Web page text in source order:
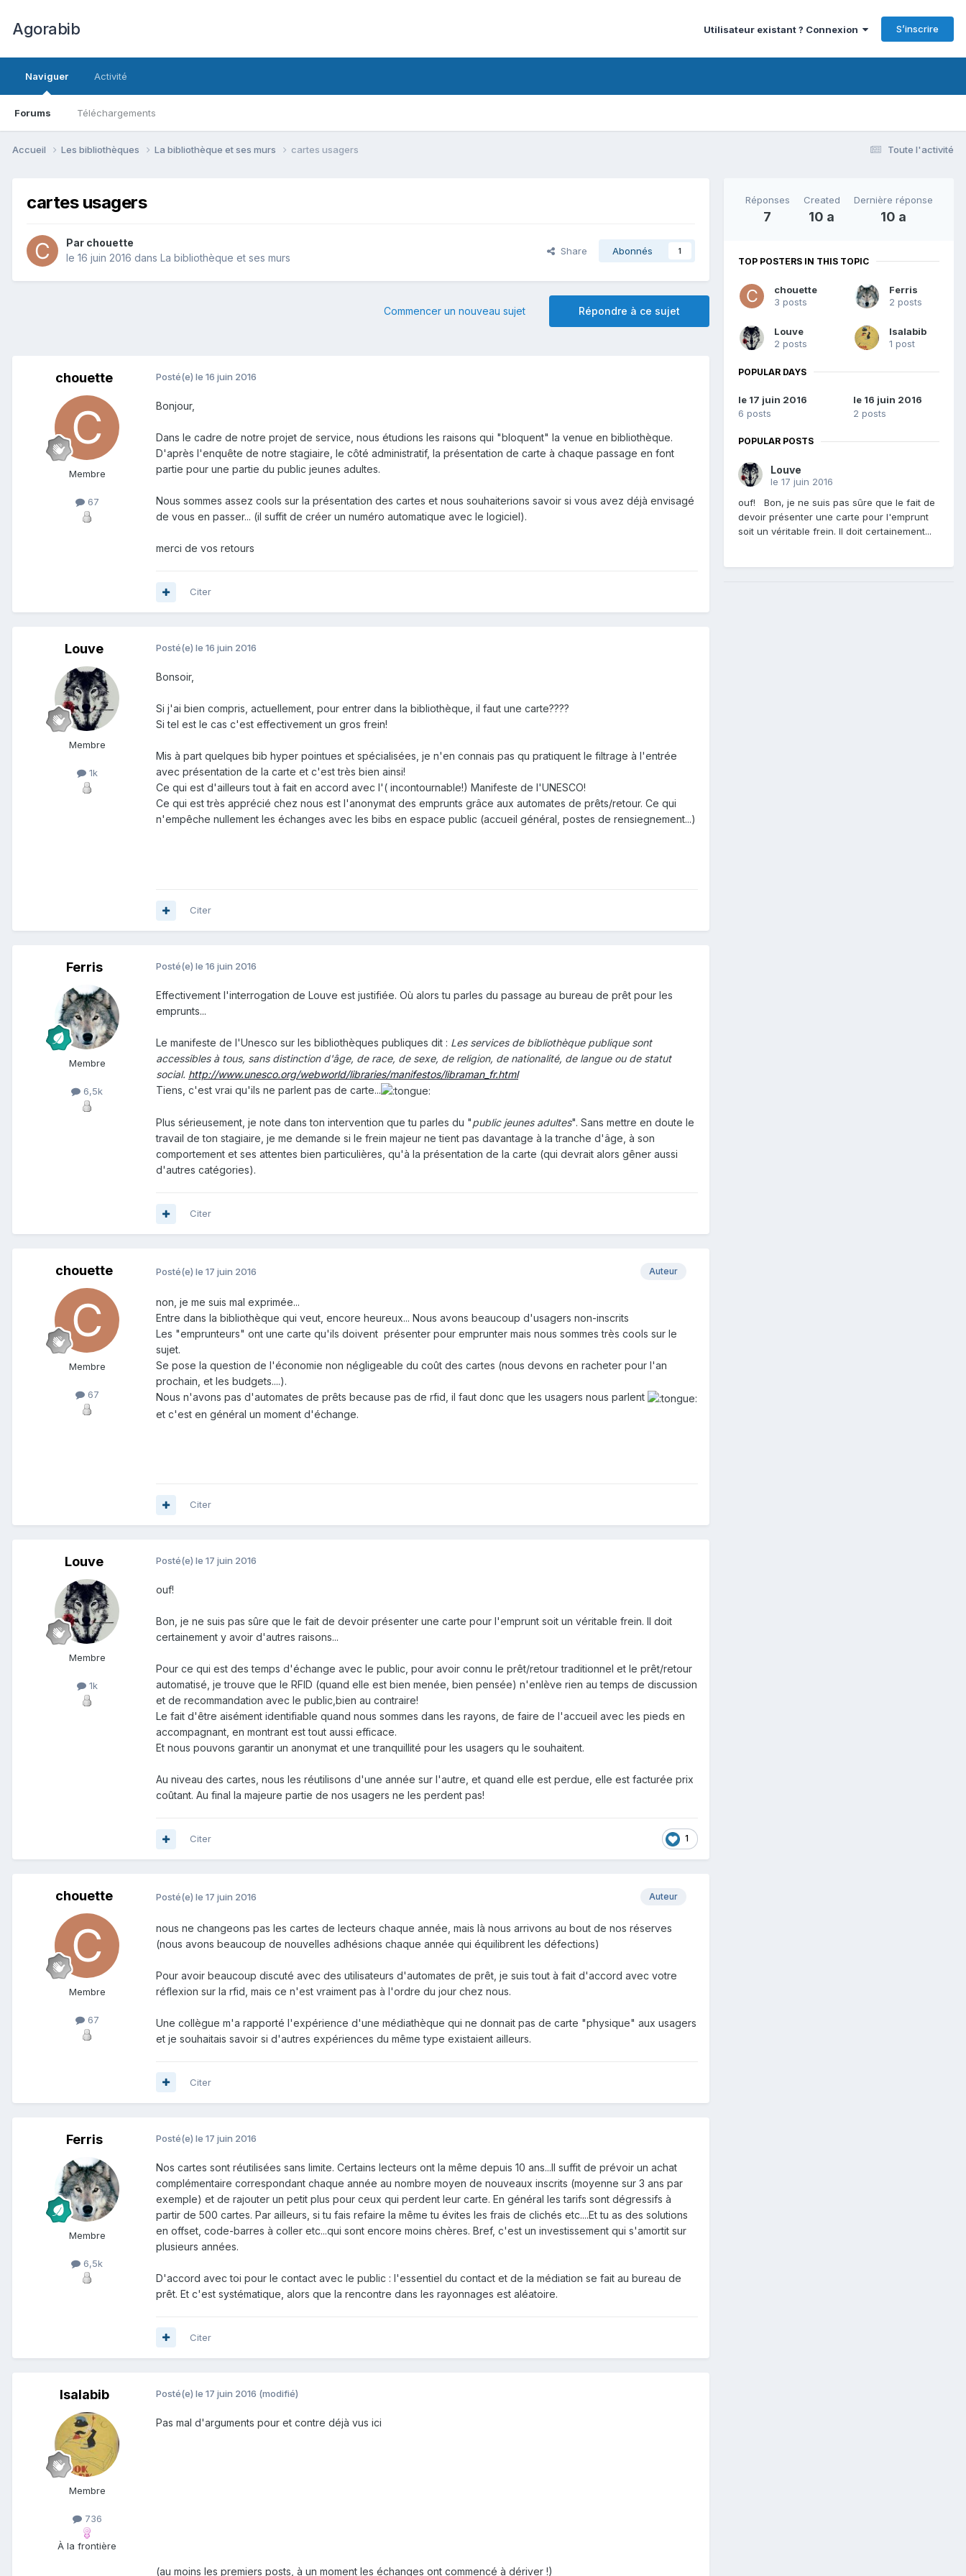
Agorabib Utilisateur existant ? Connexion S’inscrire
Naviguer
Forums Téléchargements
Activité
Toute l'activité
Accueil Les bibliothèques La bibliothèque et ses murs cartes usagers
cartes usagers
Par chouette
le 16 juin 2016 dans La bibliothèque et ses murs
Share Abonnés 1
Répondre à ce sujet
Commencer un nouveau sujet
chouette
Membre
67
Posté(e) le 16 juin 2016
Bonjour,
Dans le cadre de notre projet de service, nous étudions les raisons qui "bloquent" la venue en bibliothèque.
D'après l'enquête de notre stagiaire, le côté administratif, la présentation de carte à chaque passage en font
partie pour une partie du public jeunes adultes.
Nous sommes assez cools sur la présentation des cartes et nous souhaiterions savoir si vous avez déjà envisagé
de vous en passer... (il suffit de créer un numéro automatique avec le logiciel).
merci de vos retours
Citer
Louve
Membre
1k
Posté(e) le 16 juin 2016
Bonsoir,
Si j'ai bien compris, actuellement, pour entrer dans la bibliothèque, il faut une carte????
Si tel est le cas c'est effectivement un gros frein!
Mis à part quelques bib hyper pointues et spécialisées, je n'en connais pas qu pratiquent le filtrage à l'entrée
avec présentation de la carte et c'est très bien ainsi!
Ce qui est d'ailleurs tout à fait en accord avec l'( incontournable!) Manifeste de l'UNESCO!
Ce qui est très apprécié chez nous est l'anonymat des emprunts grâce aux automates de prêts/retour. Ce qui
n'empêche nullement les échanges avec les bibs en espace public (accueil général, postes de rensiegnement...)
Citer
Ferris
Membre
6,5k
Posté(e) le 16 juin 2016
Effectivement l'interrogation de Louve est justifiée. Où alors tu parles du passage au bureau de prêt pour les
emprunts...
Le manifeste de l'Unesco sur les bibliothèques publiques dit : Les services de bibliothèque publique sont
accessibles à tous, sans distinction d'âge, de race, de sexe, de religion, de nationalité, de langue ou de statut
social. http://www.unesco.org/webworld/libraries/manifestos/libraman_fr.html
Tiens, c'est vrai qu'ils ne parlent pas de carte...
Plus sérieusement, je note dans ton intervention que tu parles du "public jeunes adultes". Sans mettre en doute le
travail de ton stagiaire, je me demande si le frein majeur ne tient pas davantage à la tranche d'âge, à son
comportement et ses attentes bien particulières, qu'à la présentation de la carte (qui devrait alors gêner aussi
d'autres catégories).
Citer
chouette
Membre
67
Auteur
Posté(e) le 17 juin 2016
non, je me suis mal exprimée...
Entre dans la bibliothèque qui veut, encore heureux... Nous avons beaucoup d'usagers non-inscrits
Les "emprunteurs" ont une carte qu'ils doivent présenter pour emprunter mais nous sommes très cools sur le
sujet.
Se pose la question de l'économie non négligeable du coût des cartes (nous devons en racheter pour l'an
prochain, et les budgets....).
Nous n'avons pas d'automates de prêts because pas de rfid, il faut donc que les usagers nous parlent
et c'est en général un moment d'échange.
Citer
Louve
Membre
1k
Posté(e) le 17 juin 2016
ouf!
Bon, je ne suis pas sûre que le fait de devoir présenter une carte pour l'emprunt soit un véritable frein. Il doit
certainement y avoir d'autres raisons...
Pour ce qui est des temps d'échange avec le public, pour avoir connu le prêt/retour traditionnel et le prêt/retour
automatisé, je trouve que le RFID (quand elle est bien menée, bien pensée) n'enlève rien au temps de discussion
et de recommandation avec le public,bien au contraire!
Le fait d'être aisément identifiable quand nous sommes dans les rayons, de faire de l'accueil avec les pieds en
accompagnant, en montrant est tout aussi efficace.
Et nous pouvons garantir un anonymat et une tranquillité pour les usagers qu le souhaitent.
Au niveau des cartes, nous les réutilisons d'une année sur l'autre, et quand elle est perdue, elle est facturée prix
coûtant. Au final la majeure partie de nos usagers ne les perdent pas!
1
Citer
chouette
Membre
67
Auteur
Posté(e) le 17 juin 2016
nous ne changeons pas les cartes de lecteurs chaque année, mais là nous arrivons au bout de nos réserves
(nous avons beaucoup de nouvelles adhésions chaque année qui équilibrent les défections)
Pour avoir beaucoup discuté avec des utilisateurs d'automates de prêt, je suis tout à fait d'accord avec votre
réflexion sur la rfid, mais ce n'est vraiment pas à l'ordre du jour chez nous.
Une collègue m'a rapporté l'expérience d'une médiathèque qui ne donnait pas de carte "physique" aux usagers
et je souhaitais savoir si d'autres expériences du même type existaient ailleurs.
Citer
Ferris
Membre
6,5k
Posté(e) le 17 juin 2016
Nos cartes sont réutilisées sans limite. Certains lecteurs ont la même depuis 10 ans...Il suffit de prévoir un achat
complémentaire correspondant chaque année au nombre moyen de nouveaux inscrits (moyenne sur 3 ans par
exemple) et de rajouter un petit plus pour ceux qui perdent leur carte. En général les tarifs sont dégressifs à
partir de 500 cartes. Par ailleurs, si tu fais refaire la même tu évites les frais de clichés etc....Et tu as des solutions
en offset, code-barres à coller etc...qui sont encore moins chères. Bref, c'est un investissement qui s'amortit sur
plusieurs années.
D'accord avec toi pour le contact avec le public : l'essentiel du contact et de la médiation se fait au bureau de
prêt. Et c'est systématique, alors que la rencontre dans les rayonnages est aléatoire.
Citer
Isalabib
Membre
736
À la frontière
Posté(e) le 17 juin 2016 (modifié)
Pas mal d'arguments pour et contre déjà vus ici
(au moins les premiers posts, à un moment les échanges ont commencé à dériver !)
Réponses
7
Created
10 a
Dernière réponse
10 a
TOP POSTERS IN THIS TOPIC
chouette
3 posts
Ferris
2 posts
Louve
2 posts
Isalabib
1 post
POPULAR DAYS
le 17 juin 2016
6 posts
le 16 juin 2016
2 posts
POPULAR POSTS
Louve
le 17 juin 2016
ouf! Bon, je ne suis pas sûre que le fait de
devoir présenter une carte pour l'emprunt
soit un véritable frein. Il doit certainement...